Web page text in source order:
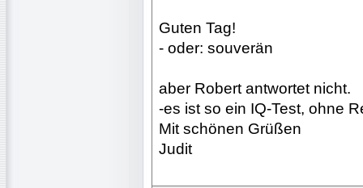
Guten Tag!
- oder: souverän
aber Robert antwortet nicht.
-es ist so ein IQ-Test, ohne
Mit schönen Grüßen
Judit